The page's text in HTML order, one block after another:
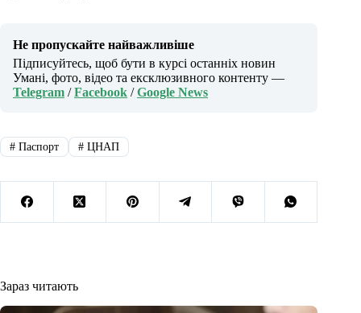
Не пропускайте найважливіше
Підписуйтесь, щоб бути в курсі останніх новин
Умані, фото, відео та ексклюзивного контенту —
Telegram /Facebook /Google News
#Паспорт #ЦНАП
Зараз читають